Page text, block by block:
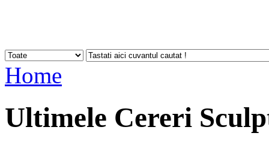
Home
Ultimele Cereri